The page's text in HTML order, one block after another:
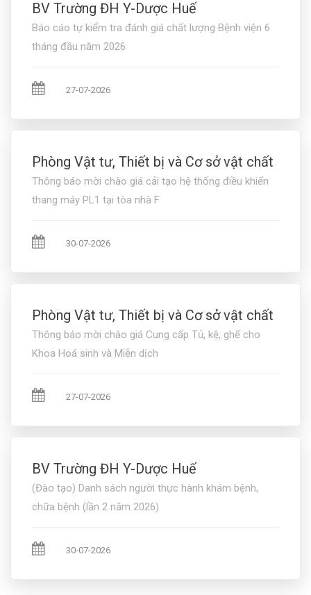
BV Trường ĐH Y-Dược Huế
Báo cáo tự kiểm tra đánh giá chất lượng Bệnh viện 6
tháng đầu năm 2026
27-07-2026
Phòng Vật tư, Thiết bị và Cơ sở vật chất
Thông báo mời chào giá cải tạo hệ thống điều khiển
thang máy PL1 tại tòa nhà F
30-07-2026
Phòng Vật tư, Thiết bị và Cơ sở vật chất
Thông báo mời chào giá Cung cấp Tủ, kệ, ghế cho
Khoa Hoá sinh và Miễn dịch
27-07-2026
BV Trường ĐH Y-Dược Huế
(Đào tạo) Danh sách người thực hành khám bệnh,
chữa bệnh (lần 2 năm 2026)
30-07-2026